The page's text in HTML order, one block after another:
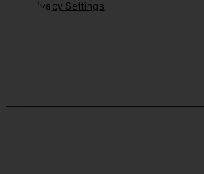
Privacy Settings